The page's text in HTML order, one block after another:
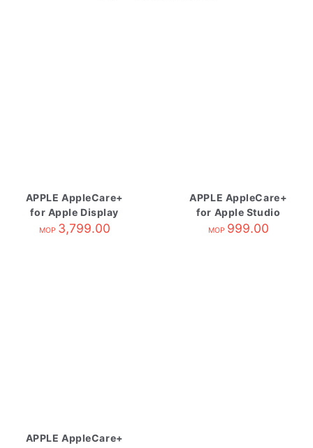
APPLE AppleCare+
for Apple Display
MOP 3,799.00
APPLE AppleCare+
for Apple Studio
Display
MOP 999.00
APPLE AppleCare+